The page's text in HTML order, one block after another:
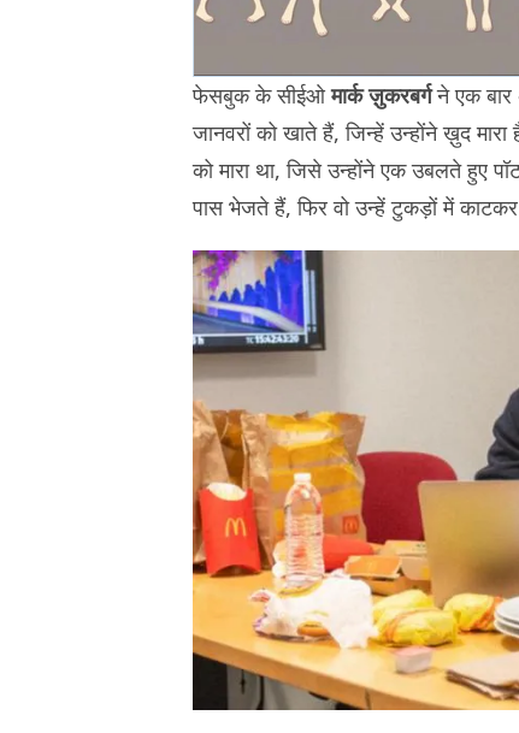
फेसबुक के सीईओमार्क ज़ुकरबर्गने एक बार
जानवरों को खाते हैं, जिन्हें उन्होंने ख़ुद
को मारा था, जिसे उन्होंने एक उबलते हुए
पास भेजते हैं, फिर वो उन्हें टुकड़ों में काटकर